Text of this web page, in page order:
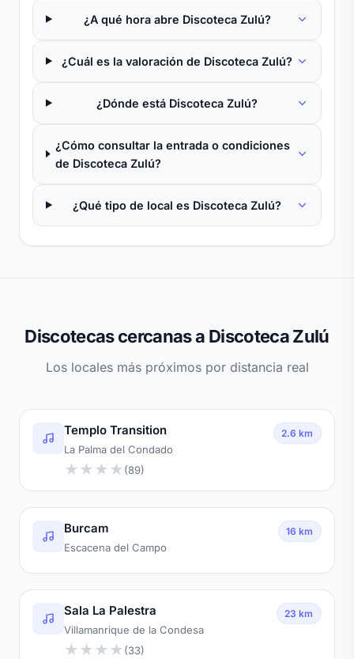
¿A qué hora abre Discoteca Zulú?
¿Cuál es la valoración de Discoteca Zulú?
¿Dónde está Discoteca Zulú?
¿Cómo consultar la entrada o condiciones
de Discoteca Zulú?
¿Qué tipo de local es Discoteca Zulú?
Discotecas cercanas a Discoteca Zulú
Los locales más próximos por distancia real
Templo Transition
La Palma del Condado
★ ★ ★ ★ (89)
2.6 km
Burcam
Escacena del Campo
16 km
Sala La Palestra
Villamanrique de la Condesa
★ ★ ★ ★ (33)
23 km